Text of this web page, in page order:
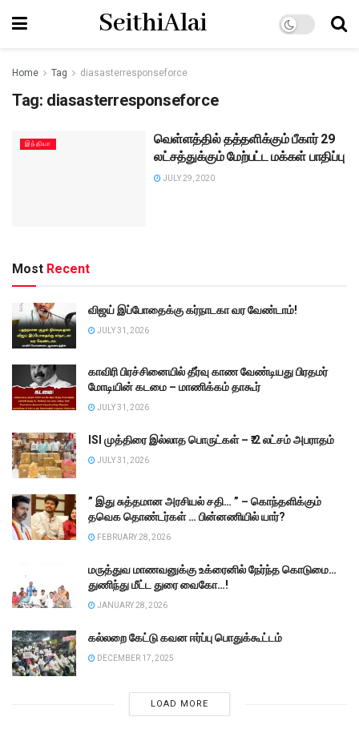
SeithiAlai
Home Tag diasasterresponseforce
Tag: diasasterresponseforce
இந்தியா
வெள்ளத்தில் தத்தளிக்கும் பீகார் 29
லட்சத்துக்கும் மேற்பட்ட மக்கள் பாதிப்பு
JULY 29, 2020
Most Recent
விஜய் இப்போதைக்கு கர்நாடகா வர வேண்டாம்!
JULY 31, 2026
காவிரி பிரச்சினையில் தீர்வு காண வேண்டியது பிரதமர்
மோடியின் கடமை – மாணிக்கம் தாகூர்
JULY 31, 2026
ISI முத்திரை இல்லாத பொருட்கள் – ₹.2 லட்சம் அபராதம்
JULY 31, 2026
” இது சுத்தமான அரசியல் சதி… ” – கொந்தளிக்கும்
தவெக தொண்டர்கள் … பின்னணியில் யார்?
FEBRUARY 28, 2026
மருத்துவ மாணவனுக்கு உக்ரைனில் நேர்ந்த கொடுமை…
துணிந்து மீட்ட துரை வைகோ…!
JANUARY 28, 2026
கல்லறை கேட்டு கவன ஈர்ப்பு பொதுக்கூட்டம்
DECEMBER 17, 2025
LOAD MORE